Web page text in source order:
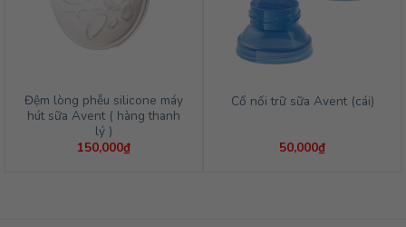
Đệm lòng phễu silicone máy
hút sữa Avent ( hàng thanh
lý )
150,000₫
Cổ nối trữ sữa Avent (cái)
50,000₫